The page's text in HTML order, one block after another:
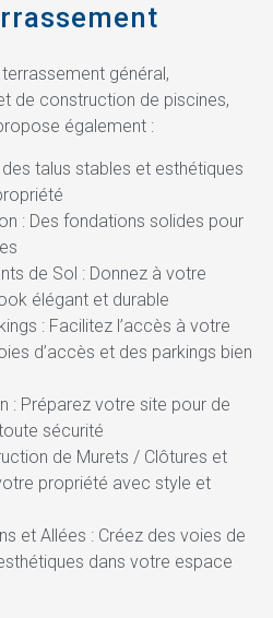
général,
de construction de piscines,
également :
talus stables et esthétiques
: Des fondations solides pour
de Sol : Donnez à votre
élégant et durable
: Facilitez l’accès à votre
d’accès et des parkings bien
: Préparez votre site pour de
sécurité
de Murets / Clôtures et
propriété avec style et
et Allées : Créez des voies de
dans votre espace